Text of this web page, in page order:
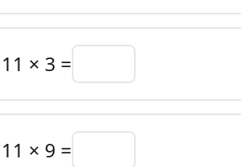
11 × 3 =
11 × 9 =